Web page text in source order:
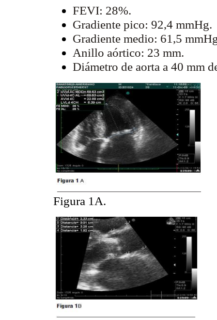
FEVI: 28%.
Gradiente pico: 92,4 mmHg.
Gradiente medio: 61,5
Anillo aórtico: 23 mm.
Diámetro de aorta a 40 mm
Figura 1A.